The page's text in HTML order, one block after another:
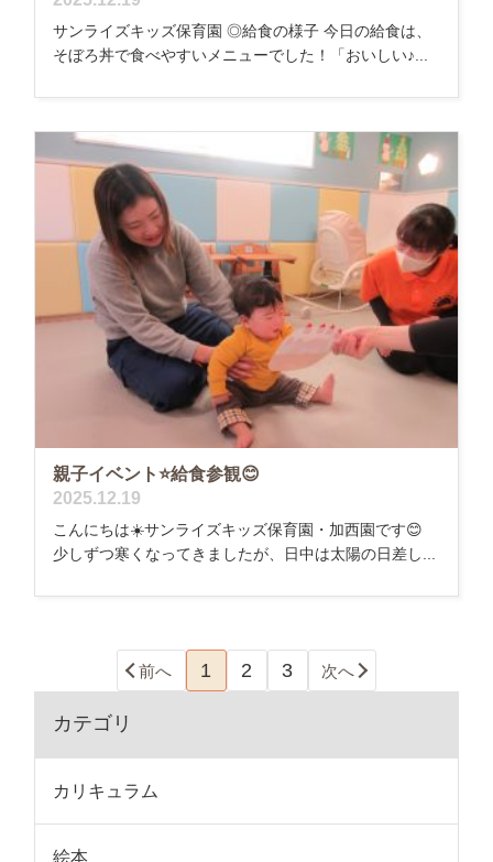
サンライズキッズ保育園 ◎給食の様子 今日の給食は、
そぼろ丼で食べやすいメニューでした！「おいしい♪...
親子イベント⭐️給食参観😊
2025.12.19
こんにちは☀️サンライズキッズ保育園・加西園です😊
少しずつ寒くなってきましたが、日中は太陽の日差し...
前へ 1 2 3 次へ
カテゴリ
カリキュラム
絵本